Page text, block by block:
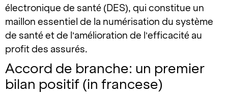
électronique de santé (DES), qui constitue un
maillon essentiel de la numérisation du système
de santé et de l’amélioration de l’efficacité au
profit des assurés.
Accord de branche: un premier
bilan positif (in francese)